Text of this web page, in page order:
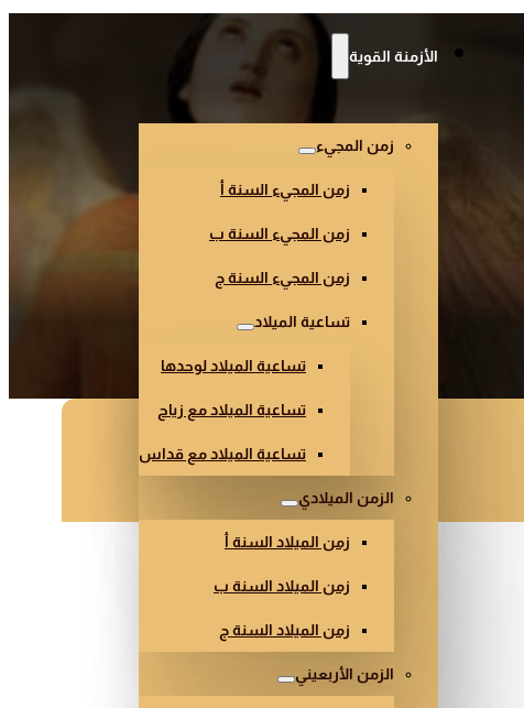
الأزمنة القوية
زمن المجيء
زمن المجيء السنة أ
زمن المجيء السنة ب
زمن المجيء السنة ج
تساعية الميلاد
تساعية الميلاد لوحدها
تساعية الميلاد مع زياح
تساعية الميلاد مع قداس
الزمن الميلادي
زمن الميلاد السنة أ
زمن الميلاد السنة ب
زمن الميلاد السنة ج
الزمن الأربعيني